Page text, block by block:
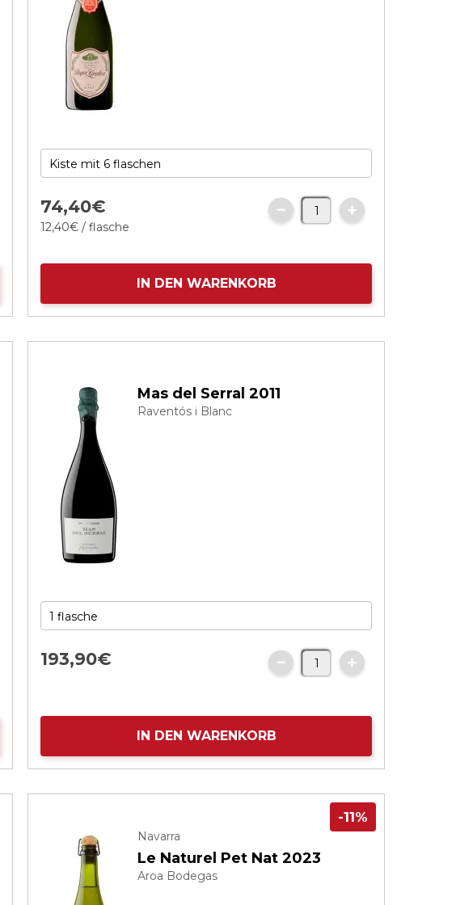
74,40€
12,40€ / flasche
IN DEN WARENKORB
Mas del Serral 2011
Raventós i Blanc
193,90€
IN DEN WARENKORB
Navarra
Le Naturel Pet Nat 2023
Aroa Bodegas
-11%